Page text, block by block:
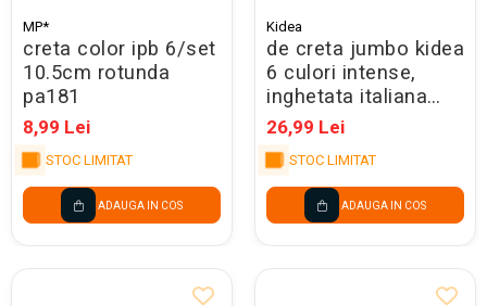
MP*
creta color ipb 6/set
10.5cm rotunda
pa181
8,99 Lei
STOC LIMITAT
ADAUGA IN COS
Kidea
de creta jumbo kidea
6 culori intense,
inghetata italiana
krjlw8ka
26,99 Lei
STOC LIMITAT
ADAUGA IN COS